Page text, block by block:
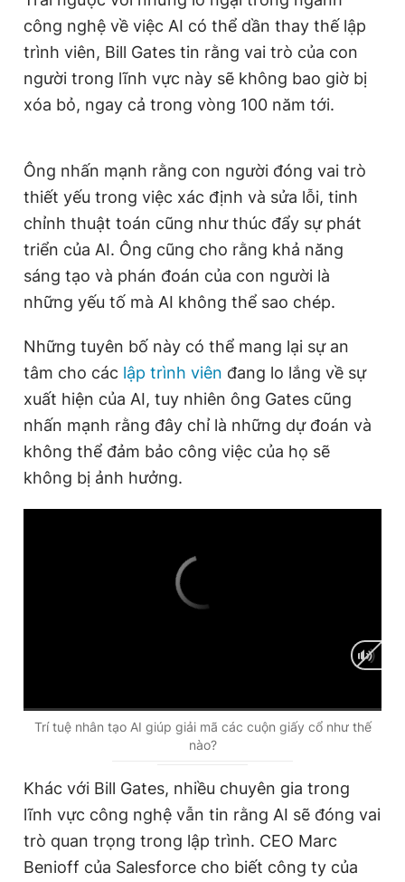
Giấy phép xuất bản số 110/GP - BTTTT cấp ngày 24.3.2020
© 2003-2026 Bản quyền thuộc về Báo Thanh Niên. Cấm sao
chép dưới mọi hình thức nếu không có sự chấp thuận bằng văn
bản. Phát triển bởi ePi Technologies, JSC.
công nghệ về việc AI có thể dần thay thế lập
trình viên, Bill Gates tin rằng vai trò của con
người trong lĩnh vực này sẽ không bao giờ bị
xóa bỏ, ngay cả trong vòng 100 năm tới.
Ông nhấn mạnh rằng con người đóng vai trò
thiết yếu trong việc xác định và sửa lỗi, tinh
chỉnh thuật toán cũng như thúc đẩy sự phát
triển của AI. Ông cũng cho rằng khả năng
sáng tạo và phán đoán của con người là
những yếu tố mà AI không thể sao chép.
Những tuyên bố này có thể mang lại sự an
tâm cho các lập trình viên đang lo lắng về sự
xuất hiện của AI, tuy nhiên ông Gates cũng
nhấn mạnh rằng đây chỉ là những dự đoán và
không thể đảm bảo công việc của họ sẽ
không bị ảnh hưởng.
C
n
0:00 / D
0:00
Trí tuệ nhân tạo AI giúp giải mã các cuộn giấy cổ như thế
nào?
Khác với Bill Gates, nhiều chuyên gia trong
lĩnh vực công nghệ vẫn tin rằng AI sẽ đóng vai
trò quan trọng trong lập trình. CEO Marc
Benioff của Salesforce cho biết công ty của